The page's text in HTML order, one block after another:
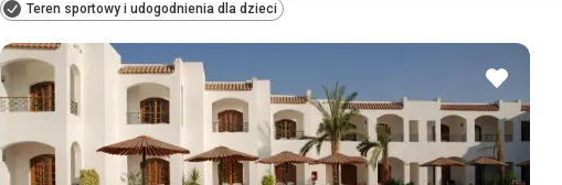
Teren sportowy i udogodnienia dla dzieci
dodaj